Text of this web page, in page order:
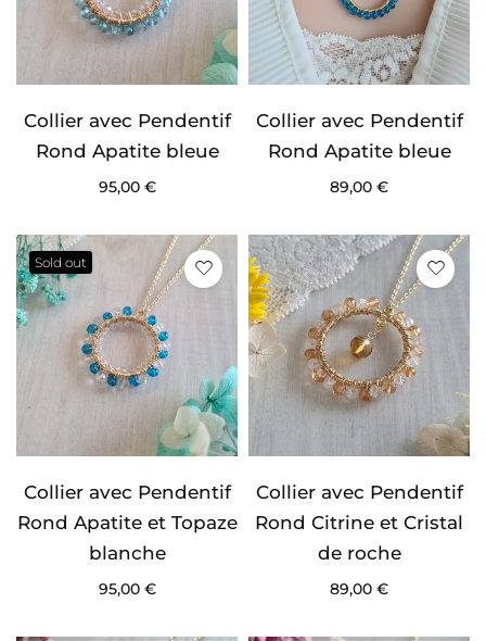
Collier avec Pendentif
Rond Apatite bleue
95,00 €
Collier avec Pendentif
Rond Apatite bleue
89,00 €
Sold out
Collier avec Pendentif
Rond Apatite et Topaze
blanche
95,00 €
Collier avec Pendentif
Rond Citrine et Cristal
de roche
89,00 €